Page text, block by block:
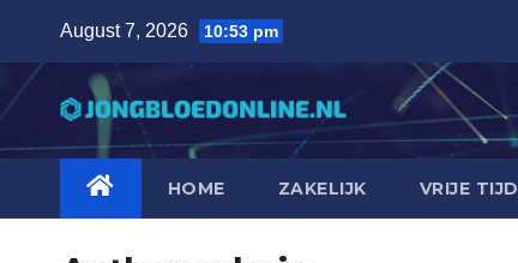
content
August 7, 2026 10:53 pm
HOME ZAKELIJK VRIJE TIJD